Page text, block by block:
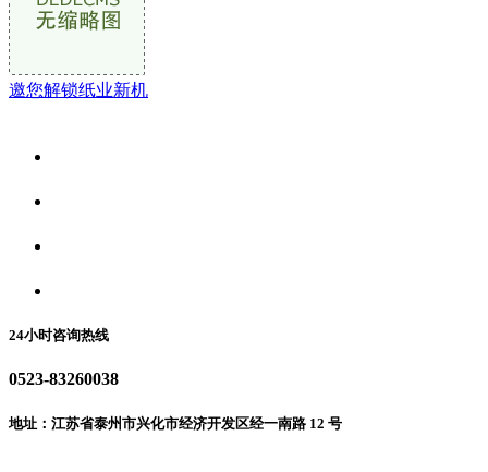
邀您解锁纸业新机
24小时咨询热线
0523-83260038
地址：江苏省泰州市兴化市经济开发区经一南路 12 号